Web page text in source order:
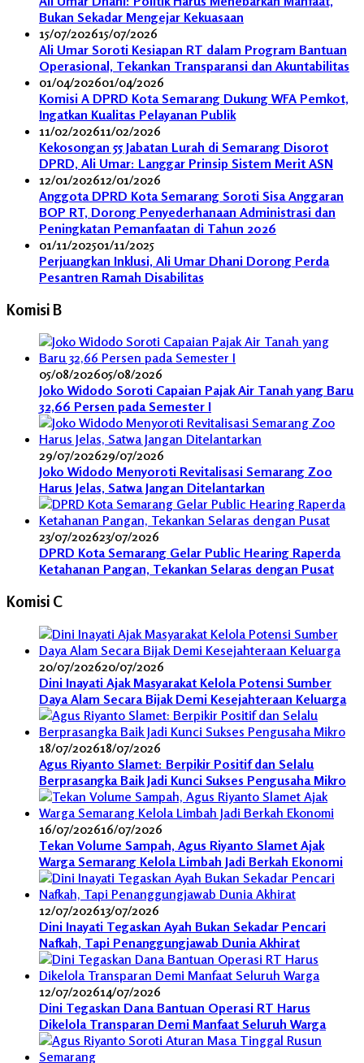
Bukan Sekadar Mengejar Kekuasaan
15/07/202615/07/2026
Ali Umar Soroti Kesiapan RT dalam Program Bantuan
Operasional, Tekankan Transparansi dan Akuntabilitas
01/04/202601/04/2026
Komisi A DPRD Kota Semarang Dukung WFA Pemkot,
Ingatkan Kualitas Pelayanan Publik
11/02/202611/02/2026
Kekosongan 55 Jabatan Lurah di Semarang Disorot
DPRD, Ali Umar: Langgar Prinsip Sistem Merit ASN
12/01/202612/01/2026
Anggota DPRD Kota Semarang Soroti Sisa Anggaran
BOP RT, Dorong Penyederhanaan Administrasi dan
Peningkatan Pemanfaatan di Tahun 2026
01/11/202501/11/2025
Perjuangkan Inklusi, Ali Umar Dhani Dorong Perda
Pesantren Ramah Disabilitas
Komisi B
05/08/202605/08/2026
Joko Widodo Soroti Capaian Pajak Air Tanah yang Baru
32,66 Persen pada Semester I
29/07/202629/07/2026
Joko Widodo Menyoroti Revitalisasi Semarang Zoo
Harus Jelas, Satwa Jangan Ditelantarkan
23/07/202623/07/2026
DPRD Kota Semarang Gelar Public Hearing Raperda
Ketahanan Pangan, Tekankan Selaras dengan Pusat
Komisi C
20/07/202620/07/2026
Dini Inayati Ajak Masyarakat Kelola Potensi Sumber
Daya Alam Secara Bijak Demi Kesejahteraan Keluarga
18/07/202618/07/2026
Agus Riyanto Slamet: Berpikir Positif dan Selalu
Berprasangka Baik Jadi Kunci Sukses Pengusaha Mikro
16/07/202616/07/2026
Tekan Volume Sampah, Agus Riyanto Slamet Ajak
Warga Semarang Kelola Limbah Jadi Berkah Ekonomi
12/07/202613/07/2026
Dini Inayati Tegaskan Ayah Bukan Sekadar Pencari
Nafkah, Tapi Penanggungjawab Dunia Akhirat
12/07/202614/07/2026
Dini Tegaskan Dana Bantuan Operasi RT Harus
Dikelola Transparan Demi Manfaat Seluruh Warga